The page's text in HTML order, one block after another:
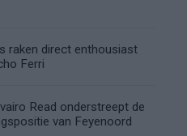
raken direct enthousiast
Ferri
Read onderstreept de
van Feyenoord